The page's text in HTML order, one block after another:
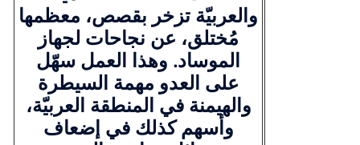
والعربيّة تزخر بقصص، معظمها
مُختلق، عن نجاحات لجهاز
الموساد. وهذا العمل سهّل
على العدو مهمة السيطرة
والهيمنة في المنطقة العربيّة،
وأسهم كذلك في إضعاف